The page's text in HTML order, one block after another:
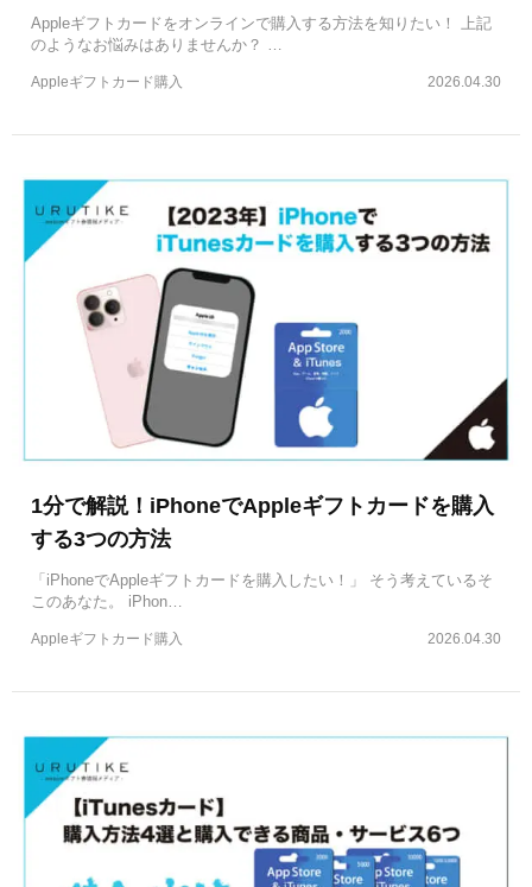
Appleギフトカードをオンラインで購入する方法を知りたい！ 上記
のようなお悩みはありませんか？ …
2026.04.30
Appleギフトカード購入
1分で解説！iPhoneでAppleギフトカードを購入
する3つの方法
「iPhoneでAppleギフトカードを購入したい！」 そう考えているそ
このあなた。 iPhon…
2026.04.30
Appleギフトカード購入